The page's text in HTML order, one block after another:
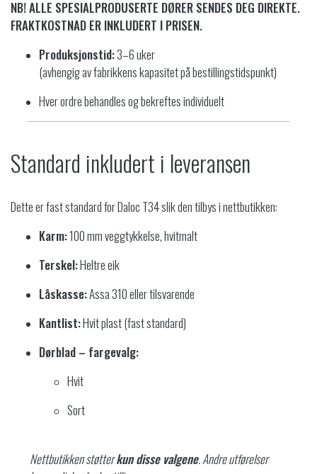
NB! ALLE SPESIALPRODUSERTE DØRER SENDES DEG DIREKTE.
FRAKTKOSTNAD ER INKLUDERT I PRISEN.
Produksjonstid:3–6 uker
(avhengig av fabrikkens kapasitet på bestillingstidspunkt)
Hver ordre behandles og bekreftes individuelt
Standard inkludert i leveransen
Dette er fast standard for Daloc T34 slik den tilbys i nettbutikken:
Karm:100 mm veggtykkelse, hvitmalt
Terskel:Heltre eik
Låskasse:Assa 310 eller tilsvarende
Kantlist:Hvit plast (fast standard)
Dørblad – fargevalg:
Hvit
Sort
Nettbutikken støtterkun disse valgene. Andre utførelser